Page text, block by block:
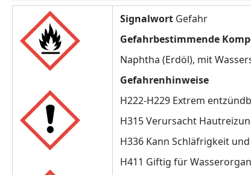
Signalwort Gefahr
Gefahrbestimmende
Naphtha (Erdöl), mit
Gefahrenhinweise
H222-H229 Extrem
H315 Verursacht
H336 Kann Schläfrigkeit
H411 Giftig für